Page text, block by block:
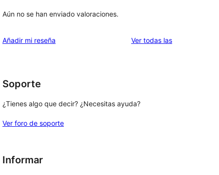
Aún no se han enviado valoraciones.
Añadir mi reseña Ver todas lasvaloraciones
Soporte
¿Tienes algo que decir? ¿Necesitas ayuda?
Ver foro de soporte
Informar